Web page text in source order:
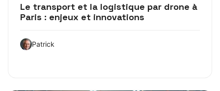
Le transport et la logistique par drone à
Paris : enjeux et innovations
Patrick